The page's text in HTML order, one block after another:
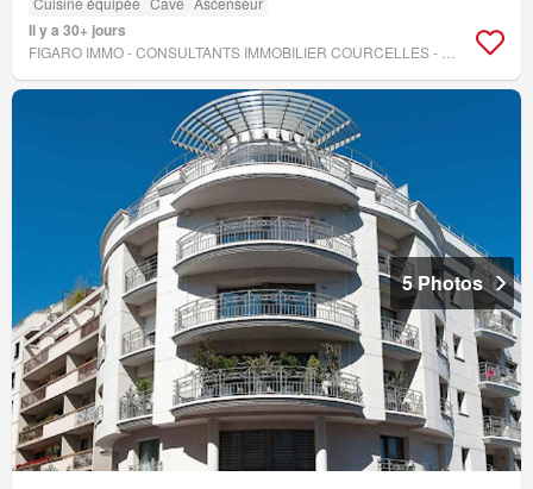
Il y a 30+ jours
5 Photos